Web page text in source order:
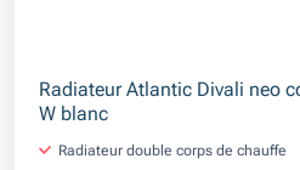
Radiateur Atlantic Divali neo
W blanc
Radiateur double corps de chauffe